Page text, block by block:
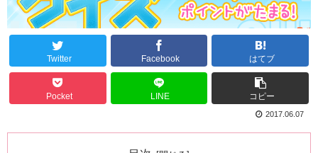
Twitter Facebook はてブ
Pocket LINE コピー
2017.06.07